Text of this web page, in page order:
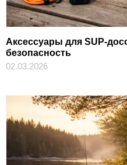
Аксессуары для SUP-
безопасность
02.03.2026